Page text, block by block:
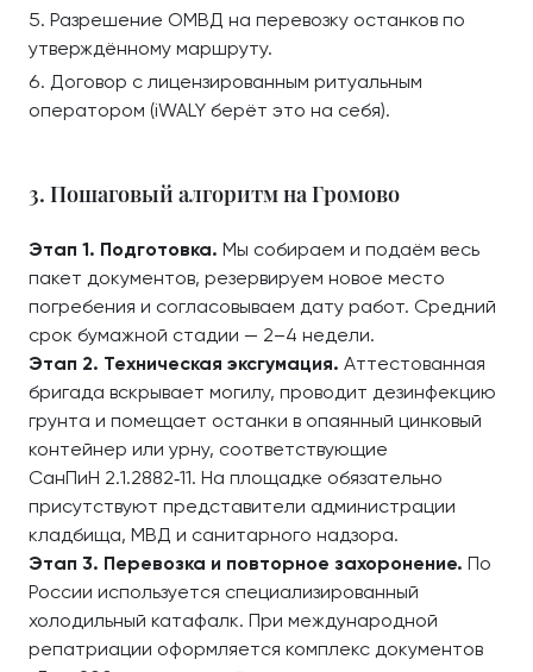
Разрешение ОМВД на перевозку останков по
утверждённому маршруту.
Договор с лицензированным ритуальным
оператором (iWALY берёт это на себя).
3. Пошаговый алгоритм на Громово
Этап 1. Подготовка. Мы собираем и подаём весь
пакет документов, резервируем новое место
погребения и согласовываем дату работ. Средний
срок бумажной стадии — 2–4 недели.
Этап 2. Техническая эксгумация. Аттестованная
бригада вскрывает могилу, проводит дезинфекцию
грунта и помещает останки в опаянный цинковый
контейнер или урну, соответствующие
СанПиН 2.1.2882‑11. На площадке обязательно
присутствуют представители администрации
кладбища, МВД и санитарного надзора.
Этап 3. Перевозка и повторное захоронение. По
России используется специализированный
холодильный катафалк. При международной
репатриации оформляется комплекс документов